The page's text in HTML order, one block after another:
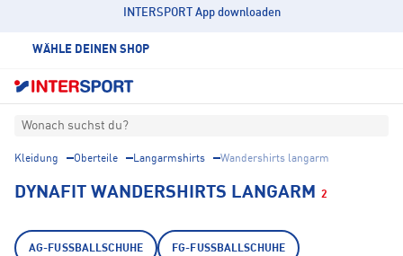
INTERSPORT App downloaden
WÄHLE DEINEN SHOP
Wonach suchst du?
Kleidung Oberteile Langarmshirts Wandershirts langarm
DYNAFIT WANDERSHIRTS LANGARM 2
AG-FUSSBALLSCHUHE FG-FUSSBALLSCHUHE